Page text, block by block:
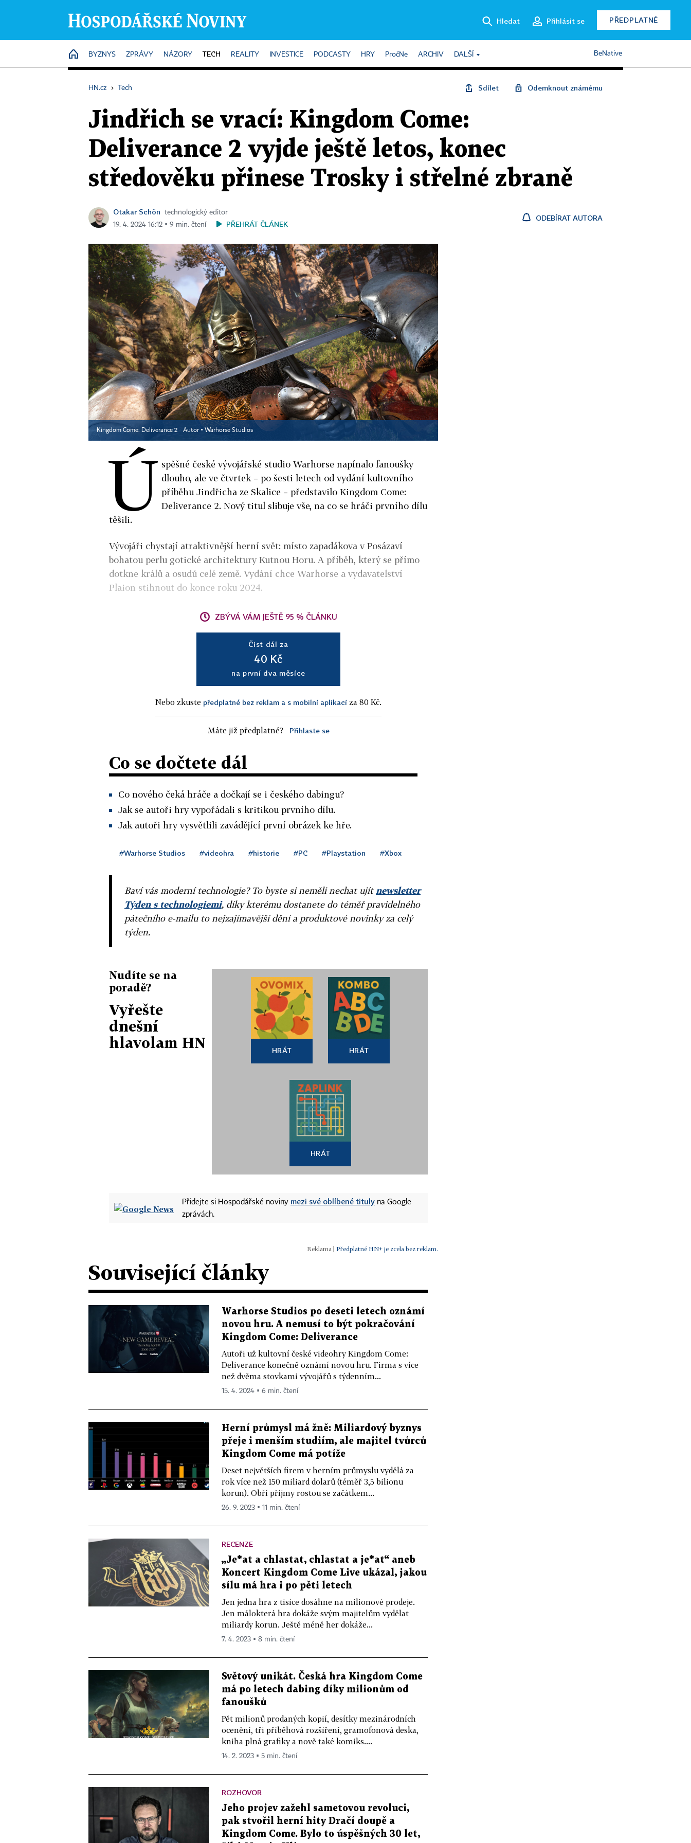
Hledat Přihlásit se PŘEDPLATNÉ
HOME
BYZNYS ZPRÁVY NÁZORY TECH REALITY INVESTICE PODCASTY HRY PročNe ARCHIV DALŠÍ BeNative
HN.cz › Tech Sdílet Odemknout známému
Jindřich se vrací: Kingdom Come:
Deliverance 2 vyjde ještě letos, konec
středověku přinese Trosky i střelné zbraně
Otakar Schön
technologický editor
19. 4. 2024 16:12 ▪ 9 min. čtení
PŘEHRÁT ČLÁNEK
ODEBÍRAT AUTORA
Kingdom Come: Deliverance 2 Autor ▪ Warhorse Studios
Ú spěšné české vývojářské studio Warhorse napínalo fanoušky
dlouho, ale ve čtvrtek – po šesti letech od vydání kultovního
příběhu Jindřicha ze Skalice – představilo Kingdom Come:
Deliverance 2. Nový titul slibuje vše, na co se hráči prvního dílu
těšili.
Vývojáři chystají atraktivnější herní svět: místo zapadákova v Posázaví
bohatou perlu gotické architektury Kutnou Horu. A příběh, který se přímo
dotkne králů a osudů celé země. Vydání chce Warhorse a vydavatelství
Plaion stihnout do konce roku 2024.
ZBÝVÁ VÁM JEŠTĚ 95 % ČLÁNKU
Číst dál za
40 Kč
na první dva měsíce
Nebo zkuste předplatné bez reklam a s mobilní aplikací za 80 Kč.
Máte již předplatné? Přihlaste se
Co se dočtete dál
Co nového čeká hráče a dočkají se i českého dabingu?
Jak se autoři hry vypořádali s kritikou prvního dílu.
Jak autoři hry vysvětlili zavádějící první obrázek ke hře.
#Warhorse Studios #videohra #historie #PC #Playstation #Xbox
Baví vás moderní technologie? To byste si neměli nechat ujít newsletter
Týden s technologiemi, díky kterému dostanete do téměř pravidelného
pátečního e-mailu to nejzajímavější dění a produktové novinky za celý
týden.
Nudíte se na
poradě?
Vyřešte
dnešní
hlavolam HN
HRÁT HRÁT
HRÁT
Přidejte si Hospodářské noviny mezi své oblíbené tituly na Google
zprávách.
| Předplatné HN+ je zcela bez reklam.
Související články
Warhorse Studios po deseti letech oznámí
novou hru. A nemusí to být pokračování
Kingdom Come: Deliverance
Autoři už kultovní české videohry Kingdom Come:
Deliverance konečně oznámí novou hru. Firma s více
než dvěma stovkami vývojářů s týdenním...
15. 4. 2024 ▪ 6 min. čtení
Herní průmysl má žně: Miliardový byznys
přeje i menším studiím, ale majitel tvůrců
Kingdom Come má potíže
Deset největších firem v herním průmyslu vydělá za
rok více než 150 miliard dolarů (téměř 3,5 bilionu
korun). Obří příjmy rostou se začátkem...
26. 9. 2023 ▪ 11 min. čtení
RECENZE
„Je*at a chlastat, chlastat a je*at“ aneb
Koncert Kingdom Come Live ukázal, jakou
sílu má hra i po pěti letech
Jen jedna hra z tisíce dosáhne na milionové prodeje.
Jen málokterá hra dokáže svým majitelům vydělat
miliardy korun. Ještě méně her dokáže...
7. 4. 2023 ▪ 8 min. čtení
Světový unikát. Česká hra Kingdom Come
má po letech dabing díky milionům od
fanoušků
Pět milionů prodaných kopií, desítky mezinárodních
ocenění, tři příběhová rozšíření, gramofonová deska,
kniha plná grafiky a nově také komiks....
14. 2. 2023 ▪ 5 min. čtení
ROZHOVOR
Jeho projev zažehl sametovou revoluci,
pak stvořil herní hity Dračí doupě a
Kingdom Come. Bylo to úspěšných 30 let,